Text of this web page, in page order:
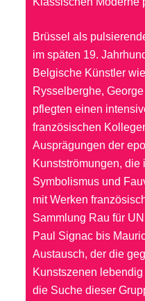
Brüssel als
im späten 19.
Belgische Künstler
Rysselberghe,
pflegten einen
französischen
Ausprägungen der
Kunstströmungen, die
Symbolismus und
mit Werken
Sammlung Rau für
Paul Signac bis
Austausch, der die
Kunstszenen
die Suche dieser